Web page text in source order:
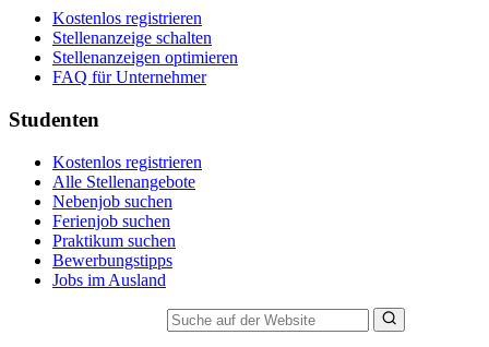
Kostenlos registrieren
Stellenanzeige schalten
Stellenanzeigen optimieren
FAQ für Unternehmer
Studenten
Kostenlos registrieren
Alle Stellenangebote
Nebenjob suchen
Ferienjob suchen
Praktikum suchen
Bewerbungstipps
Jobs im Ausland